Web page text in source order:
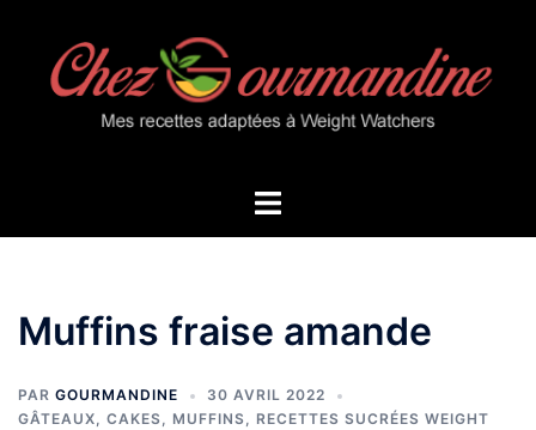
contenu
Ouvrir/fermer
Muffins fraise amande
PAR GOURMANDINE
30 AVRIL 2022
GÂTEAUX, CAKES, MUFFINS, RECETTES SUCRÉES WEIGHT